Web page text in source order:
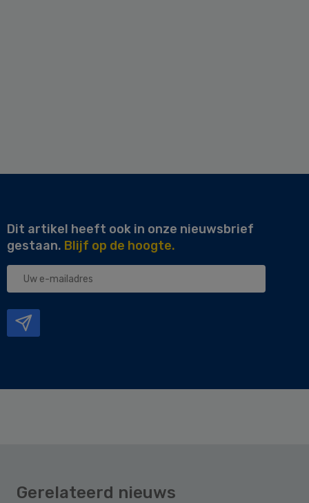
Dit artikel heeft ook in onze nieuwsbrief
gestaan. Blijf op de hoogte.
Uw
Gerelateerd nieuws